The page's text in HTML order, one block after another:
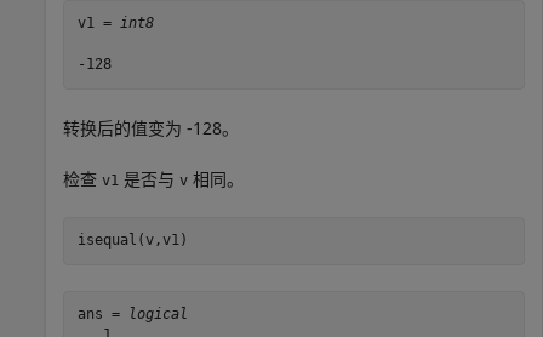
v1 = int8
-128
转换后的值变为 -128。
检查 v1 是否与 v 相同。
isequal(v,v1)
ans =
logical